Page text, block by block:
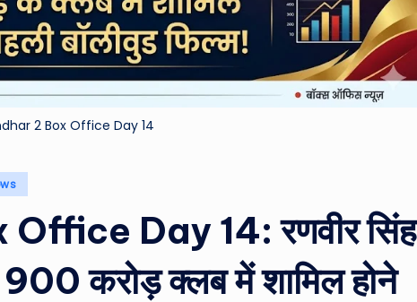
&
M
o
N
e
w
2 Box Office Day 14
Day 14: रणवीर सिंह
900 करोड़ क्लब में शामिल होने